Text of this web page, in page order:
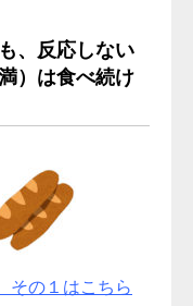
、反応しない
）は食べ続け
の１はこちら